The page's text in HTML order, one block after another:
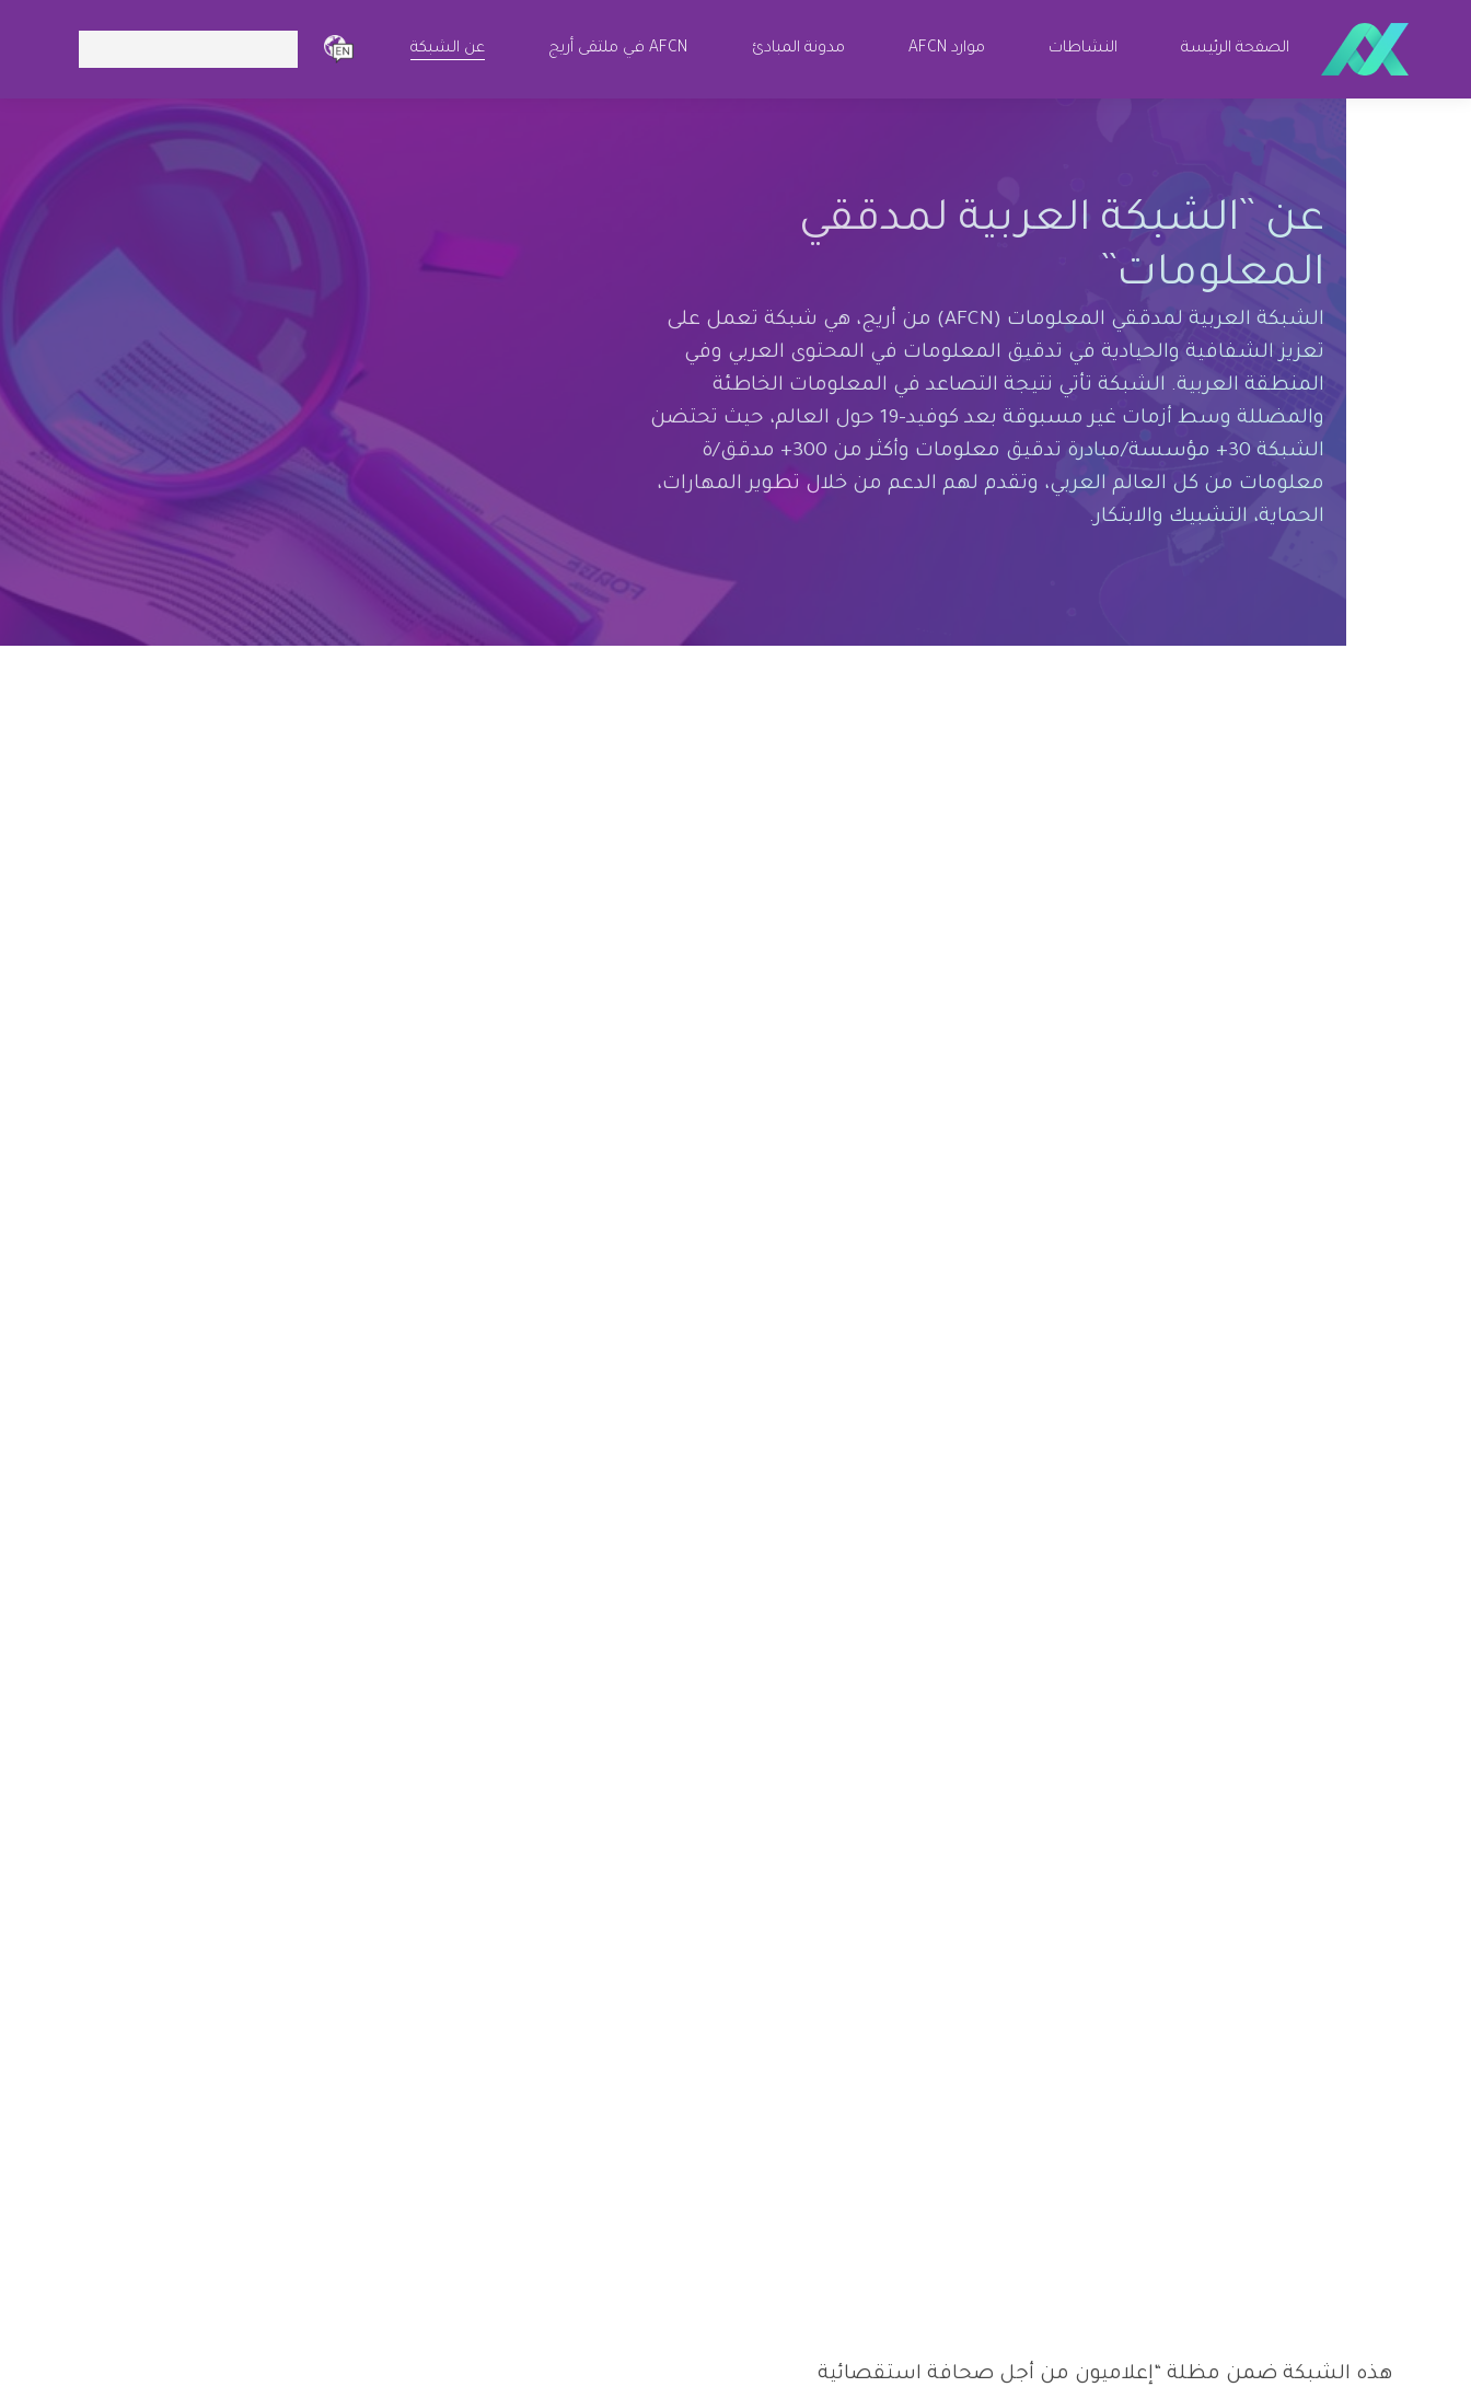
الصفحة الرئيسة النشاطات موارد AFCN مدونة المبادئ AFCN في ملتقى أريج عن الشبكة
عن ``الشبكة العربية لمدققي
المعلومات``
الشبكة العربية لمدققي المعلومات (AFCN) من أريج، هي شبكة تعمل على
تعزيز الشفافية والحيادية في تدقيق المعلومات في المحتوى العربي وفي
المنطقة العربية. الشبكة تأتي نتيجة التصاعد في المعلومات الخاطئة
والمضللة وسط أزمات غير مسبوقة بعد كوفيد-19 حول العالم، حيث تحتضن
الشبكة 30+ مؤسسة/مبادرة تدقيق معلومات وأكثر من 300+ مدقق/ة
معلومات من كل العالم العربي، وتقدم لهم الدعم من خلال تطوير المهارات،
الحماية، التشبيك والابتكار.
هذه الشبكة ضمن مظلة “إعلاميون من أجل صحافة استقصائية